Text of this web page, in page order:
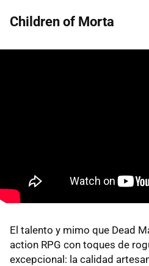
Children of Morta
El talento y mimo que Dead
action RPG con toques de
excepcional: la calidad